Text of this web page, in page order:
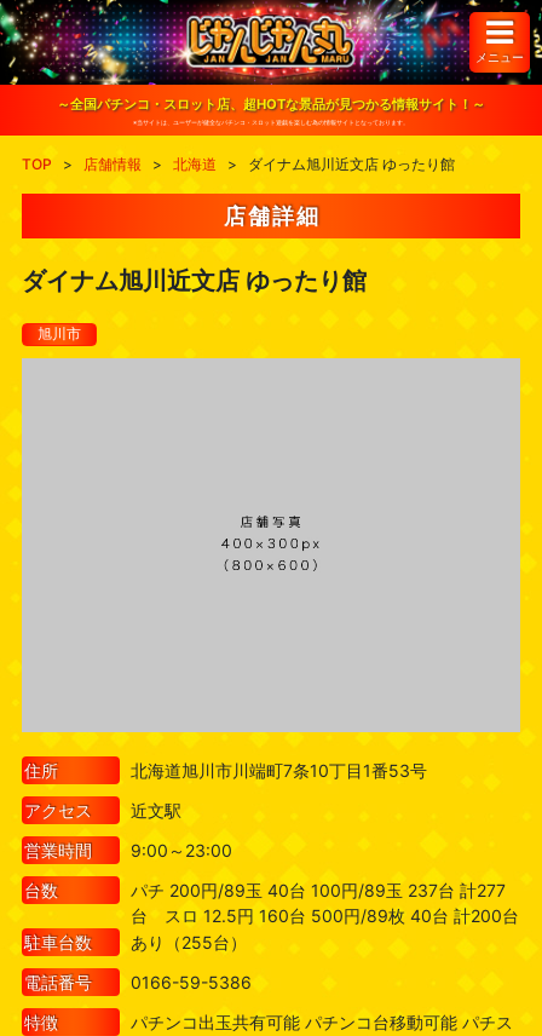
S
k
i
o
メニュー
～全国パチンコ・スロット店、超HOTな景品が見つかる情報サイト！～
※当サイトは、ユーザーが健全なパチンコ・スロット遊戯を楽しむ為の情報サイトとなっております。
TOP > 店舗情報 > 北海道 > ダイナム旭川近文店 ゆったり館
店舗詳細
ダイナム旭川近文店 ゆったり館
旭川市
住所
北海道旭川市川端町7条10丁目1番53号
アクセス
近文駅
営業時間
9:00～23:00
台数
パチ 200円/89玉 40台 100円/89玉 237台 計277
台 スロ 12.5円 160台 500円/89枚 40台 計200台
駐車台数
あり（255台）
電話番号
0166-59-5386
特徴
パチンコ出玉共有可能 パチンコ台移動可能 パチス